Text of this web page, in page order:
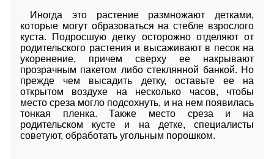
Иногда это растение размножают детками,
которые могут образоваться на стебле взрослого
куста. Подросшую детку осторожно отделяют от
родительского растения и высаживают в песок на
укоренение, причем сверху ее накрывают
прозрачным пакетом либо стеклянной банкой. Но
прежде чем высадить детку, оставьте ее на
открытом воздухе на несколько часов, чтобы
место среза могло подсохнуть, и на нем появилась
тонкая пленка. Также место среза и на
родительском кусте и на детке, специалисты
советуют, обработать угольным порошком.